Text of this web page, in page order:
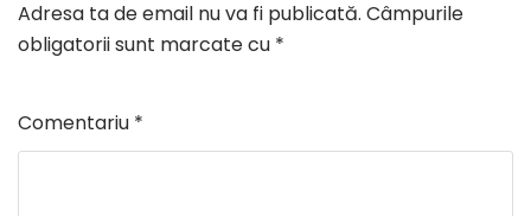
Adresa ta de email nu va fi publicată. Câmpurile
obligatorii sunt marcate cu *
Comentariu *